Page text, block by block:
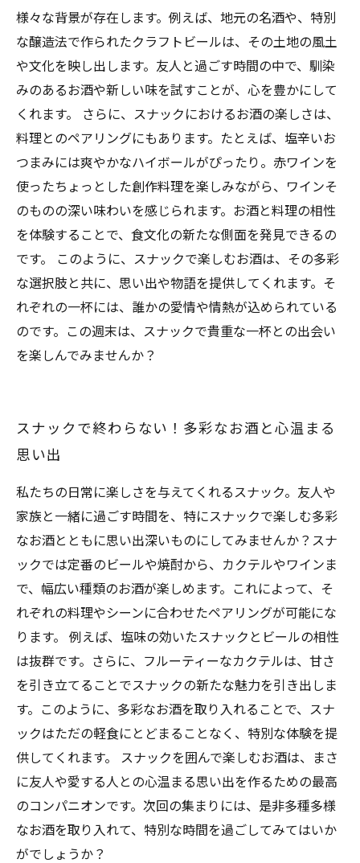
様々な背景が存在します。例えば、地元の名酒や、特別
な醸造法で作られたクラフトビールは、その土地の風土
や文化を映し出します。友人と過ごす時間の中で、馴染
みのあるお酒や新しい味を試すことが、心を豊かにして
くれます。 さらに、スナックにおけるお酒の楽しさは、
料理とのペアリングにもあります。たとえば、塩辛いお
つまみには爽やかなハイボールがぴったり。赤ワインを
使ったちょっとした創作料理を楽しみながら、ワインそ
のものの深い味わいを感じられます。お酒と料理の相性
を体験することで、食文化の新たな側面を発見できるの
です。 このように、スナックで楽しむお酒は、その多彩
な選択肢と共に、思い出や物語を提供してくれます。そ
れぞれの一杯には、誰かの愛情や情熱が込められている
のです。この週末は、スナックで貴重な一杯との出会い
を楽しんでみませんか？
スナックで終わらない！多彩なお酒と心温まる
思い出
私たちの日常に楽しさを与えてくれるスナック。友人や
家族と一緒に過ごす時間を、特にスナックで楽しむ多彩
なお酒とともに思い出深いものにしてみませんか？スナ
ックでは定番のビールや焼酎から、カクテルやワインま
で、幅広い種類のお酒が楽しめます。これによって、そ
れぞれの料理やシーンに合わせたペアリングが可能にな
ります。 例えば、塩味の効いたスナックとビールの相性
は抜群です。さらに、フルーティーなカクテルは、甘さ
を引き立てることでスナックの新たな魅力を引き出しま
す。このように、多彩なお酒を取り入れることで、スナ
ックはただの軽食にとどまることなく、特別な体験を提
供してくれます。 スナックを囲んで楽しむお酒は、まさ
に友人や愛する人との心温まる思い出を作るための最高
のコンパニオンです。次回の集まりには、是非多種多様
なお酒を取り入れて、特別な時間を過ごしてみてはいか
がでしょうか？